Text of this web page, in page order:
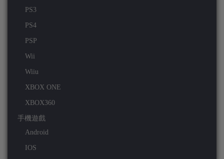
PS3
PS4
PSP
Wii
Wiiu
XBOX ONE
XBOX360
手機遊戲
Android
IOS